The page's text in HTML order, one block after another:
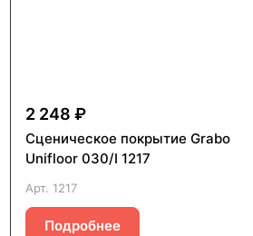
2 248 ₽
Сценическое покрытие Grabo
Unifloor 030/I 1217
Арт. 1217
Подробнее